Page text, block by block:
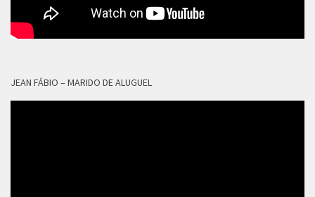
JEAN FÁBIO – MARIDO DE ALUGUEL